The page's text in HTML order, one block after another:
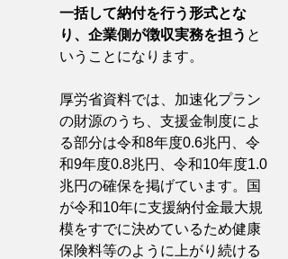
一括して納付を行う形式とな
り、企業側が徴収実務を担う と
いうことになります。
厚労省資料では、加速化プラン
の財源のうち、支援金制度によ
る部分は令和8年度0.6兆円、令
和9年度0.8兆円、令和10年度1.0
兆円の確保を掲げています。国
が令和10年に支援納付金最大規
模をすでに決めているため健康
保険料等のように上がり続ける